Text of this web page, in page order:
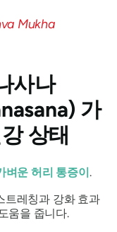
사나
가
상태
벼운 허리 통증이.
트레칭과 강화 효과
움을 줍니다.